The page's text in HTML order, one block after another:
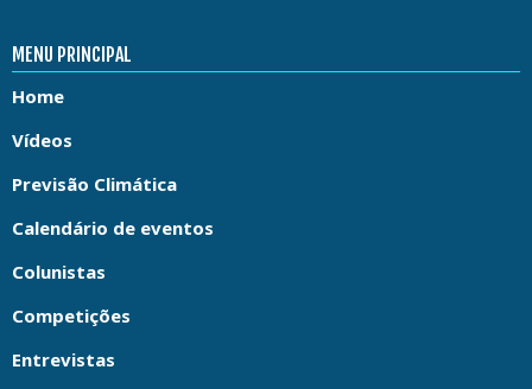
MENU PRINCIPAL
Home
Vídeos
Previsão Climática
Calendário de eventos
Colunistas
Competições
Entrevistas